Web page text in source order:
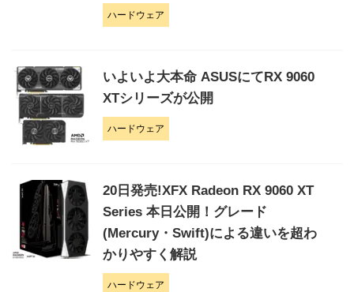
ハードウェア
いよいよ大本命 ASUSにてRX 9060
XTシリーズが公開
ハードウェア
20日発売!XFX Radeon RX 9060 XT
Series 本日公開！グレード
(Mercury・Swift)による違いを超わ
かりやすく解説
ハードウェア